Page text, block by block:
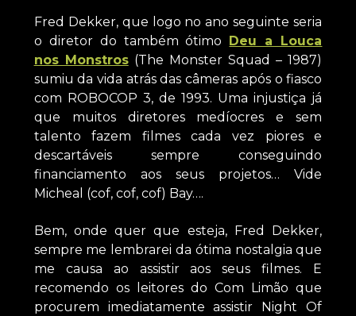
Fred Dekker, que logo no ano seguinte seria
o diretor do também ótimo
Deu a Louca
nos Monstros(The Monster Squad – 1987)
sumiu da vida atrás das câmeras após o fiasco
com ROBOCOP 3, de 1993. Uma injustiça já
que muitos diretores medíocres e sem
talento fazem filmes cada vez piores e
descartáveis sempre conseguindo
financiamento aos seus projetos… Vide
Micheal (cof, cof, cof) Bay….
Bem, onde quer que esteja, Fred Dekker,
sempre me lembrarei da ótima nostalgia que
me causa ao assistir aos seus filmes. E
recomendo os leitores do Com Limão que
procurem imediatamente assistir Night Of